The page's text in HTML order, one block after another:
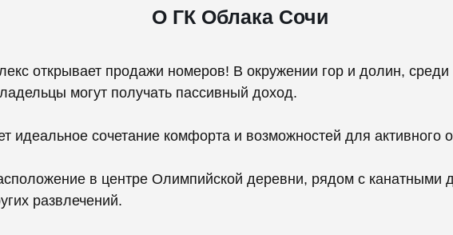
О ГК Облака Сочи
открывает продажи номеров! В окружении гор и долин,
могут получать пассивный доход.
идеальное сочетание комфорта и возможностей для активного
в центре Олимпийской деревни, рядом с канатными
развлечений.